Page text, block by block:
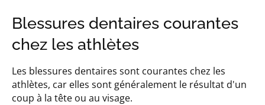
Blessures dentaires courantes
chez les athlètes
Les blessures dentaires sont courantes chez les
athlètes, car elles sont généralement le résultat d'un
coup à la tête ou au visage.